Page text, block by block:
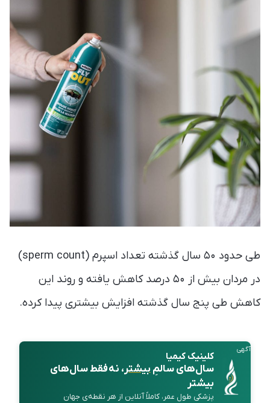
طی حدود ۵۰ سال گذشته تعداد اسپرم‌ (sperm count)
در مردان بیش از ۵۰ درصد کاهش یافته و روند این
کاهش طی پنج سال گذشته افزایش بیشتری پیدا کرده.
آگهی
کلینیک کیمیا
سال‌های سالمِبیشتر، نه فقط سال‌های
بیشتر
پزشکی طول عمر، کاملاً آنلاین از هر نقطه‌ی جهان